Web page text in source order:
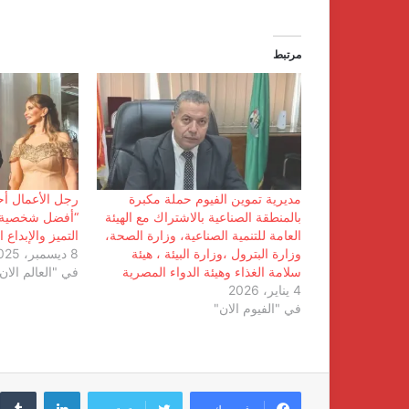
مرتبط
مديرية تموين الفيوم حملة مكبرة
بالمنطقة الصناعية بالاشتراك مع الهيئة
العامة للتنمية الصناعية، وزارة الصحة،
وزارة البترول ،وزارة البيئة ، هيئة
سلامة الغذاء وهيئة الدواء المصرية
4 يناير، 2026
في "الفيوم الان"
رجل الأعمال
“أفضل شخصية
التميز
8 ديسمبر، 2025
في "العالم
لينكدإن